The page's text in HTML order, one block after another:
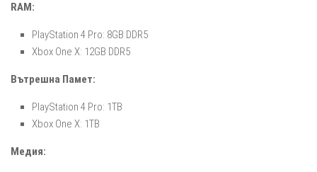
RAM:
PlayStation 4 Pro: 8GB DDR5
Xbox One X: 12GB DDR5
Вътрешна Памет:
PlayStation 4 Pro: 1TB
Xbox One X: 1TB
Медия: